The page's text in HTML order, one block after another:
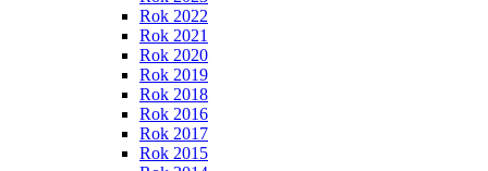
Rok 2022
Rok 2021
Rok 2020
Rok 2019
Rok 2018
Rok 2016
Rok 2017
Rok 2015